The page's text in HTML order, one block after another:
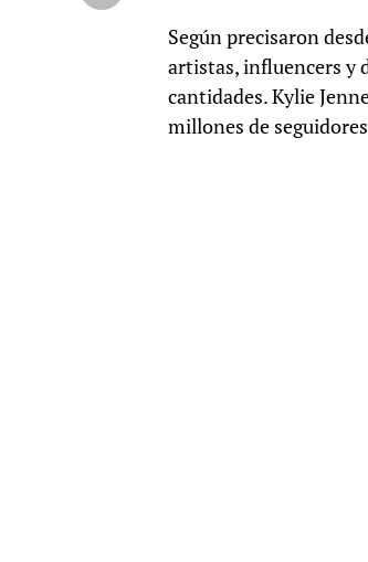
Según precisaron
artistas, influencers y
cantidades. Kylie
millones de